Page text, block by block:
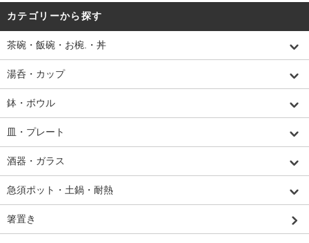
カテゴリーから探す
茶碗・飯碗・お椀.・丼
湯呑・カップ
鉢・ボウル
皿・プレート
酒器・ガラス
急須ポット・土鍋・耐熱
箸置き